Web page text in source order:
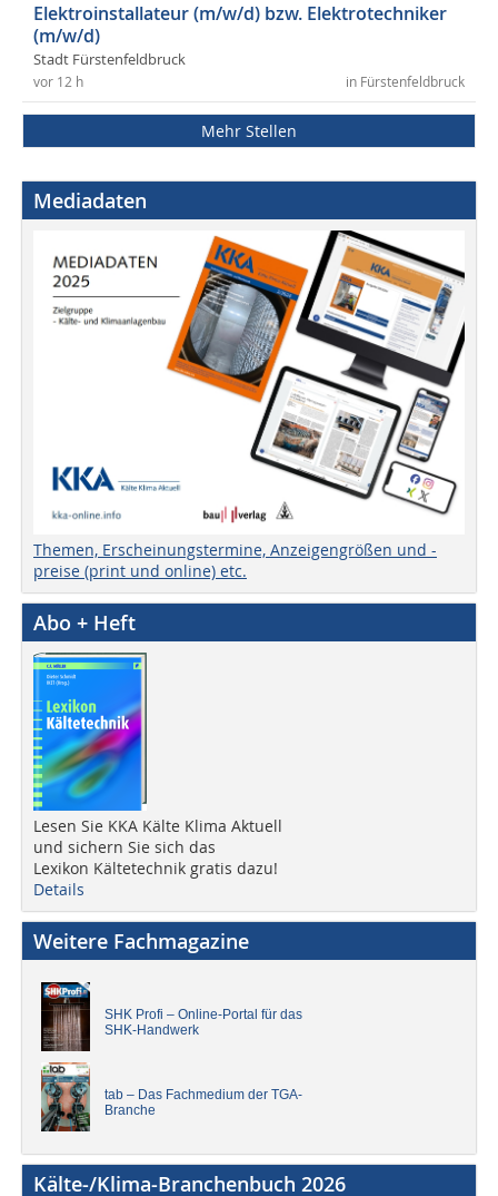
Elektroinstallateur (m/w/d) bzw. Elektrotechniker
(m/w/d)
Stadt Fürstenfeldbruck
in Fürstenfeldbruck
vor 12 h
Mehr Stellen
Mediadaten
Themen, Erscheinungstermine, Anzeigengrößen und -
preise (print und online) etc.
Abo + Heft
Lesen Sie KKA Kälte Klima Aktuell
und sichern Sie sich das
Lexikon Kältetechnik gratis dazu!
Details
Weitere Fachmagazine
SHK Profi – Online-Portal für das
SHK-Handwerk
tab – Das Fachmedium der TGA-
Branche
Kälte-/Klima-Branchenbuch 2026